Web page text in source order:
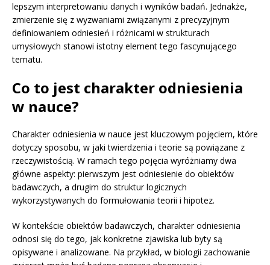
lepszym interpretowaniu danych i wyników badań. Jednakże,
zmierzenie się z wyzwaniami związanymi z precyzyjnym
definiowaniem odniesień i różnicami w strukturach
umysłowych stanowi istotny element tego fascynującego
tematu.
Co to jest charakter odniesienia
w nauce?
Charakter odniesienia w nauce jest kluczowym pojęciem, które
dotyczy sposobu, w jaki twierdzenia i teorie są powiązane z
rzeczywistością. W ramach tego pojęcia wyróżniamy dwa
główne aspekty: pierwszym jest odniesienie do obiektów
badawczych, a drugim do struktur logicznych
wykorzystywanych do formułowania teorii i hipotez.
W kontekście obiektów badawczych, charakter odniesienia
odnosi się do tego, jak konkretne zjawiska lub byty są
opisywane i analizowane. Na przykład, w biologii zachowanie